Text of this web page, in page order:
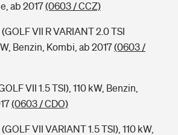
ab 2017(0603 / CCZ)
VII R VARIANT 2.0 TSI
Benzin, Kombi, ab 2017(0603 /
VII 1.5 TSI), 110 kW, Benzin,
(0603 / CDO)
VII VARIANT 1.5 TSI), 110 kW,